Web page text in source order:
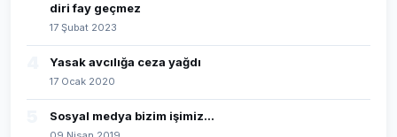
diri fay geçmez
17 Şubat 2023
Yasak avcılığa ceza yağdı
17 Ocak 2020
Sosyal medya bizim işimiz...